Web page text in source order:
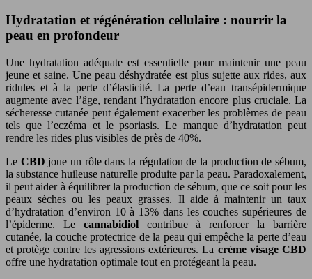
Hydratation et régénération cellulaire : nourrir la
peau en profondeur
Une hydratation adéquate est essentielle pour maintenir une peau
jeune et saine. Une peau déshydratée est plus sujette aux rides, aux
ridules et à la perte d’élasticité. La perte d’eau transépidermique
augmente avec l’âge, rendant l’hydratation encore plus cruciale. La
sécheresse cutanée peut également exacerber les problèmes de peau
tels que l’eczéma et le psoriasis. Le manque d’hydratation peut
rendre les rides plus visibles de près de 40%.
Le CBDjoue un rôle dans la régulation de la production de sébum,
la substance huileuse naturelle produite par la peau. Paradoxalement,
il peut aider à équilibrer la production de sébum, que ce soit pour les
peaux sèches ou les peaux grasses. Il aide à maintenir un taux
d’hydratation d’environ 10 à 13% dans les couches supérieures de
l’épiderme. Le cannabidiol contribue à renforcer la barrière
cutanée, la couche protectrice de la peau qui empêche la perte d’eau
et protège contre les agressions extérieures. La crème visage CBD
offre une hydratation optimale tout en protégeant la peau.